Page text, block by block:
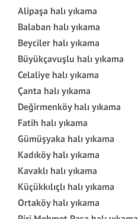
Alipaşa halı yıkama
Balaban halı yıkama
Beyciler halı yıkama
Büyükçavuşlu halı yıkama
Celaliye halı yıkama
Çanta halı yıkama
Değirmenköy halı yıkama
Fatih halı yıkama
Gümüşyaka halı yıkama
Kadıköy halı yıkama
Kavaklı halı yıkama
Küçükkılıçlı halı yıkama
Ortaköy halı yıkama